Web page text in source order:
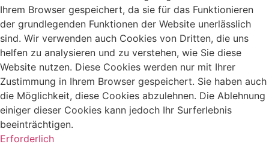
Ihrem Browser gespeichert, da sie für das Funktionieren
der grundlegenden Funktionen der Website unerlässlich
sind. Wir verwenden auch Cookies von Dritten, die uns
helfen zu analysieren und zu verstehen, wie Sie diese
Website nutzen. Diese Cookies werden nur mit Ihrer
Zustimmung in Ihrem Browser gespeichert. Sie haben auch
die Möglichkeit, diese Cookies abzulehnen. Die Ablehnung
einiger dieser Cookies kann jedoch Ihr Surferlebnis
beeinträchtigen.
Erforderlich